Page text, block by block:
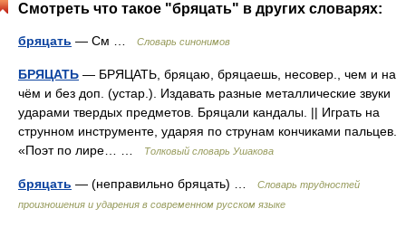
Смотреть что такое "бряцать" в других словарях:
бряцать — См … Словарь синонимов
БРЯЦАТЬ — БРЯЦАТЬ, бряцаю, бряцаешь, несовер., чем и на
чём и без доп. (устар.). Издавать разные металлические звуки
ударами твердых предметов. Бряцали кандалы. || Играть на
струнном инструменте, ударяя по струнам кончиками пальцев.
«Поэт по лире… …
Толковый словарь Ушакова
бряцать — (неправильно бряцать) …
Словарь трудностей
произношения и ударения в современном русском языке